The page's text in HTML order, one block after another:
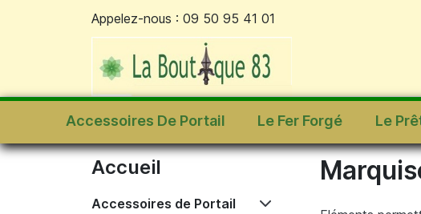
Appelez-nous : 09 50 95 41 01
Accessoires De Portail Le Fer Forgé Le
Accueil Tout l acier Inoxydable Marquises en verre en
Accueil
Accessoires de Portail